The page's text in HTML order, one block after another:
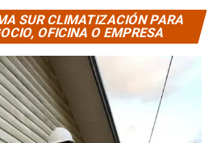
SUR CLIMATIZACIÓN PARA
OFICINA O EMPRESA